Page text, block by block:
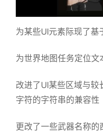
为某些UI元素际现了基
为世界地图任务定位
改进了UI某些区域与
字符的字符串的兼容性
更改了一些武器名称的